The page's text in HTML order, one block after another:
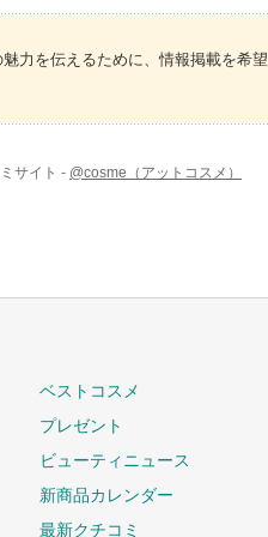
力を伝えるために、情報掲載を希
サイト - @cosme（アットコスメ）
ベストコスメ
プレゼント
ビューティニュース
新商品カレンダー
最新クチコミ